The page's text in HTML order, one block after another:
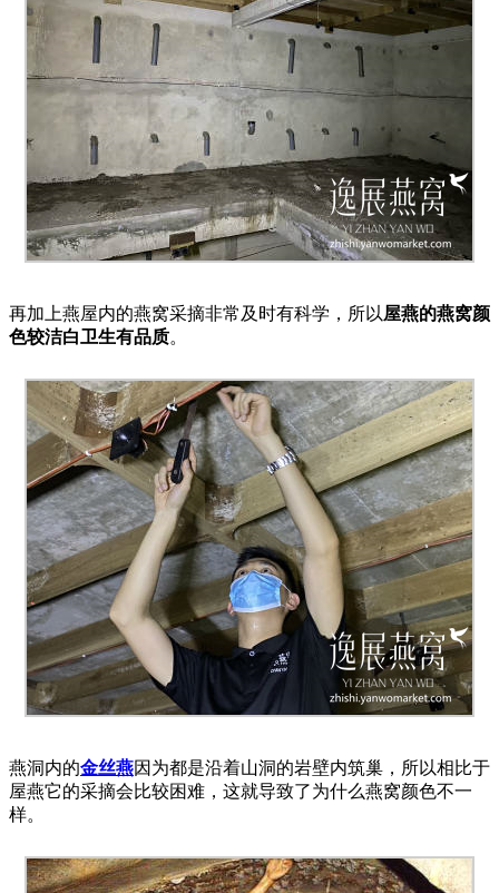
再加上燕屋内的燕窝采摘非常及时有科学，所以屋燕的燕窝颜
色较洁白卫生有品质。
燕洞内的金丝燕因为都是沿着山洞的岩壁内筑巢，所以相比于
屋燕它的采摘会比较困难，这就导致了为什么燕窝颜色不一
样。